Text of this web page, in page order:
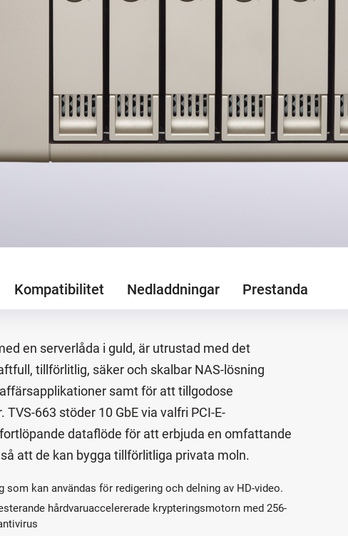
Kompatibilitet Nedladdningar Prestanda
en serverlåda i guld, är utrustad med det
tillförlitlig, säker och skalbar NAS-lösning
samt för att tillgodose
663 stöder 10 GbE via valfri PCI-E-
dataflöde för att erbjuda en omfattande
att de kan bygga tillförlitliga privata moln.
kan användas för redigering och delning av HD-video.
hårdvaruaccelererade krypteringsmotorn med 256-